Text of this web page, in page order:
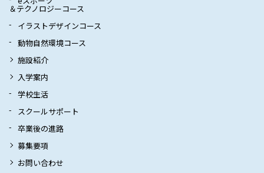
＆テクノロジーコース
イラストデザインコース
動物自然環境コース
施設紹介
入学案内
学校生活
スクールサポート
卒業後の進路
募集要項
お問い合わせ